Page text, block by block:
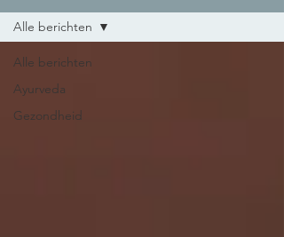
Alle berichten
Ayurveda
Gezondheid
Alle berichten